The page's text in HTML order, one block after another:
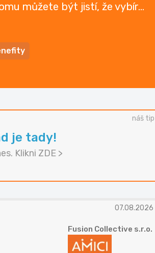
můžete být jistí, že vybír...
je tady!
Klikni ZDE >
náš tip
07.08.2026
Fusion Collective s.r.o.